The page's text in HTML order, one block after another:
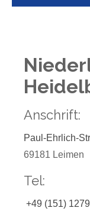
Anschrift:
Paul-Ehrlich-
69181 Leimen
Tel:
+49 (151)